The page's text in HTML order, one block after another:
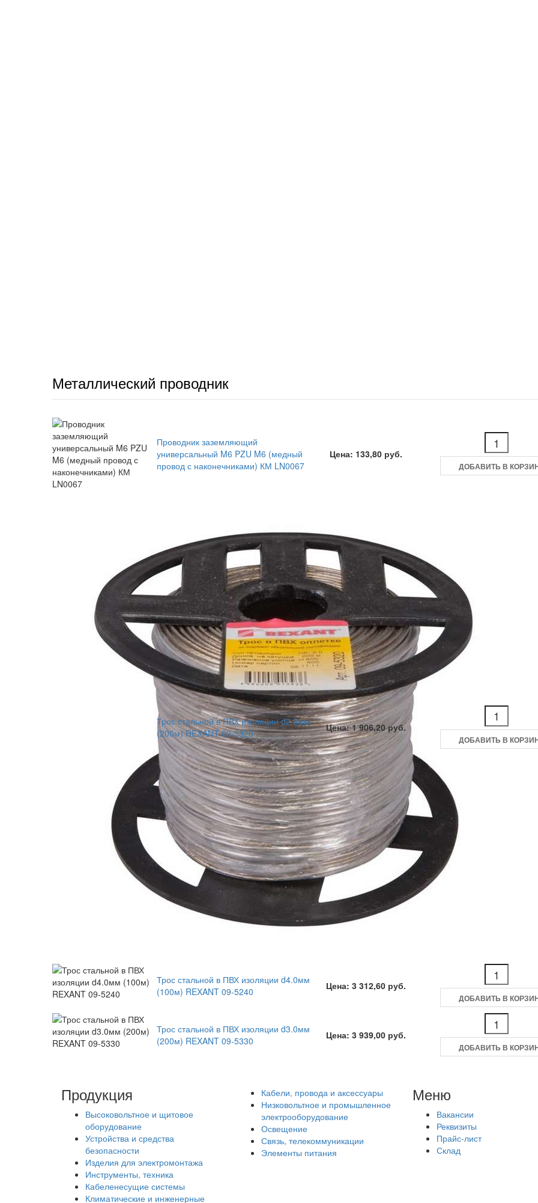
Металлический проводник
Проводник заземляющий
универсальный M6 PZU M6 (медный
провод с наконечниками) КМ LN0067
Цена: 133,80 руб.
ДОБАВИТЬ В
Трос стальной в ПВХ изоляции d2.0мм
(200м) REXANT 09-5320
Цена: 1 906,20 руб.
ДОБАВИТЬ В
Трос стальной в ПВХ изоляции d4.0мм
(100м) REXANT 09-5240
Цена: 3 312,60 руб.
ДОБАВИТЬ В
Трос стальной в ПВХ изоляции d3.0мм
(200м) REXANT 09-5330
Цена: 3 939,00 руб.
ДОБАВИТЬ В
Продукция
Высоковольтное и щитовое
оборудование
Устройства и средства
безопасности
Изделия для электромонтажа
Инструменты, техника
Кабеленесущие системы
Климатические и инженерные
Кабели, провода и аксессуары
Низковольтное и промышленное
электрооборудование
Освещение
Связь, телекоммуникации
Элементы питания
Меню
Вакансии
Реквизиты
Прайс-лист
Склад